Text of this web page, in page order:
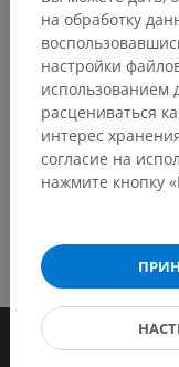
на обработку
настройки
использованием
расцениваться
интерес
согласие на
нажмите кнопку